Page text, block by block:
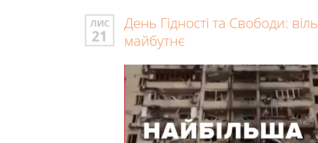
ЛИС
21
День Гідності та Свободи:
майбутнє